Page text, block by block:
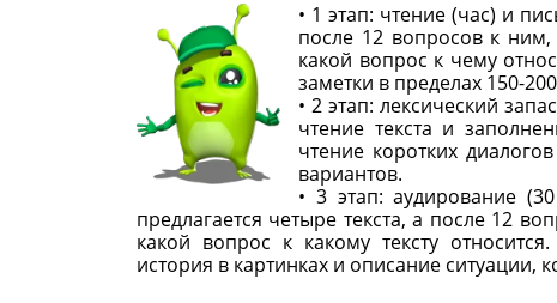
• 1 этап: чтение (час) и
после 12 вопросов к
какой вопрос к чему
заметки в пределах 150-
• 2 этап: лексический
чтение текста и
чтение коротких
вариантов.
• 3 этап: аудирование
предлагается четыре текста, а после 12
какой вопрос к какому тексту
история в картинках и описание ситуации,